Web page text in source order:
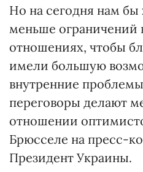
Но на сегодня нам бы
меньше ограничений
отношениях, чтобы
имели большую
внутренние
переговоры делают
отношении
Брюсселе на пресс-
Президент Украины.